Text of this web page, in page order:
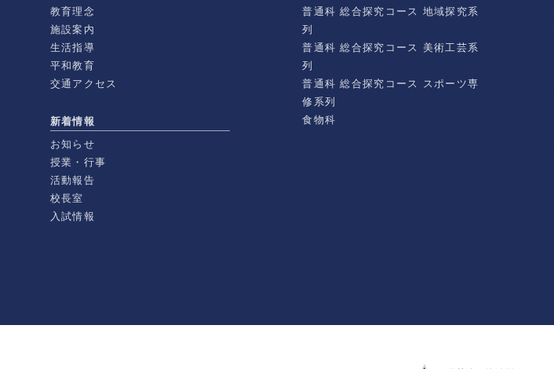
教育理念
施設案内
生活指導
平和教育
交通アクセス
新着情報
お知らせ
授業・行事
活動報告
校長室
入試情報
普通科 総合探究コース 地域探究系
列
普通科 総合探究コース 美術工芸系
列
普通科 総合探究コース スポーツ専
修系列
食物科